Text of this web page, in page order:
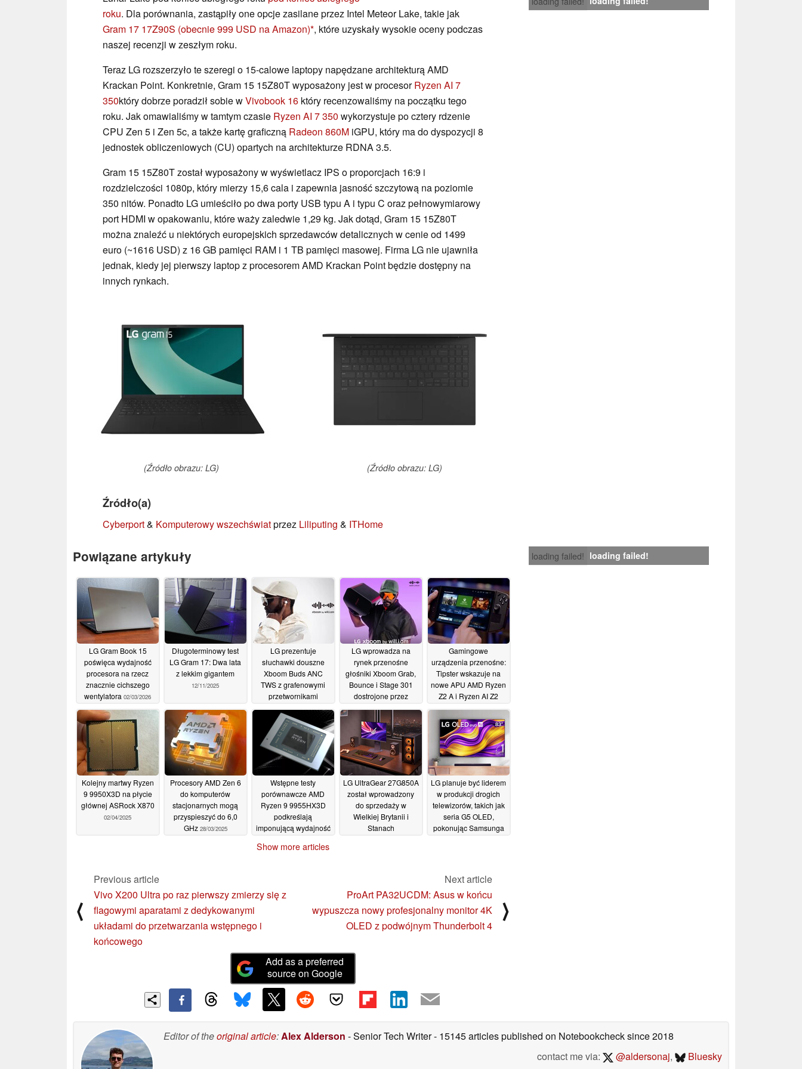
roku. Dla porównania, zastąpiły one opcje zasilane przez Intel Meteor Lake, takie jak
Gram 17 17Z90S (obecnie 999 USD na Amazon) , które uzyskały wysokie oceny podczas
naszej recenzji w zeszłym roku.
Teraz LG rozszerzyło te szeregi o 15-calowe laptopy napędzane architekturą AMD
Krackan Point. Konkretnie, Gram 15 15Z80T wyposażony jest w procesorRyzen AI 7
350który dobrze poradził sobie wVivobook 16 który recenzowaliśmy na początku tego
roku. Jak omawialiśmy w tamtym czasie Ryzen AI 7 350 wykorzystuje po cztery rdzenie
CPU Zen 5 i Zen 5c, a także kartę graficzną Radeon 860M iGPU, który ma do dyspozycji 8
jednostek obliczeniowych (CU) opartych na architekturze RDNA 3.5.
Gram 15 15Z80T został wyposażony w wyświetlacz IPS o proporcjach 16:9 i
rozdzielczości 1080p, który mierzy 15,6 cala i zapewnia jasność szczytową na poziomie
350 nitów. Ponadto LG umieściło po dwa porty USB typu A i typu C oraz pełnowymiarowy
port HDMI w opakowaniu, które waży zaledwie 1,29 kg. Jak dotąd, Gram 15 15Z80T
można znaleźć u niektórych europejskich sprzedawców detalicznych w cenie od 1499
euro (~1616 USD) z 16 GB pamięci RAM i 1 TB pamięci masowej. Firma LG nie ujawniła
jednak, kiedy jej pierwszy laptop z procesorem AMD Krackan Point będzie dostępny na
innych rynkach.
(Źródło obrazu: LG) (Źródło obrazu: LG)
Źródło(a)
Cyberport& Komputerowy wszechświatprzez Liliputing & ITHome
loading failed! loading failed!
Powiązane artykuły
LG Gram Book 15
poświęca wydajność
procesora na rzecz
znacznie cichszego
wentylatora 02/03/2026
Długoterminowy test
LG Gram 17: Dwa lata
z lekkim gigantem
12/11/2025
LG prezentuje
słuchawki douszne
Xboom Buds ANC
TWS z grafenowymi
przetwornikami
muzyka will.i.am
15/04/2025
LG wprowadza na
rynek przenośne
głośniki Xboom Grab,
Bounce i Stage 301
dostrojone przez
15/04/2025
Gamingowe
urządzenia przenośne:
Tipster wskazuje na
nowe APU AMD Ryzen
Z2 A i Ryzen AI Z2
07/04/2025
Kolejny martwy Ryzen
9 9950X3D na płycie
głównej ASRock X870
02/04/2025
Procesory AMD Zen 6
do komputerów
stacjonarnych mogą
przyspieszyć do 6,0
GHz 28/03/2025
Wstępne testy
porównawcze AMD
Ryzen 9 9955HX3D
podkreślają
imponującą wydajność
wielordzeniową
LG UltraGear 27G850A
został wprowadzony
do sprzedaży w
Wielkiej Brytanii i
Stanach
LG planuje być liderem
w produkcji drogich
telewizorów, takich jak
seria G5 OLED,
pokonując Samsunga
Show more articles
⟨
Previous article
Vivo X200 Ultra po raz pierwszy zmierzy się z
flagowymi aparatami z dedykowanymi
układami do przetwarzania wstępnego i
końcowego
Next article
ProArt PA32UCDM: Asus w końcu
wypuszcza nowy profesjonalny monitor 4K
OLED z podwójnym Thunderbolt 4
⟩
Add as a preferred
source on Google
Editor of theoriginal article:Alex Alderson - Senior Tech Writer- 15145 articles published on Notebookchecksince 2018
contact me via:
@aldersonaj, Bluesky